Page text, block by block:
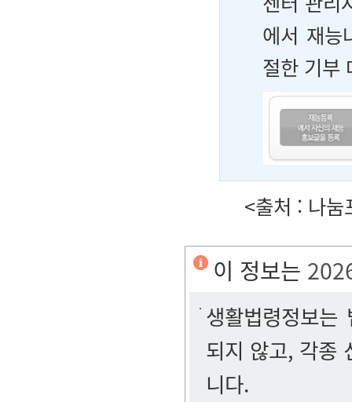
에서 재능
절한 기부
<출처 : 나
이 정보는
생활법령정보
되지 않고, 각종
니다.